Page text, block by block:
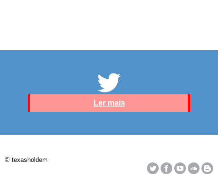
Ler mais
© texasholdem